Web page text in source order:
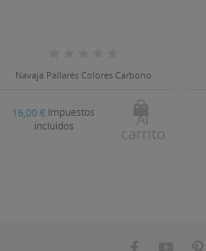
Navaja Pallarés Colores Carbono
16,00 € Impuestos
incluidos
Al
carrito